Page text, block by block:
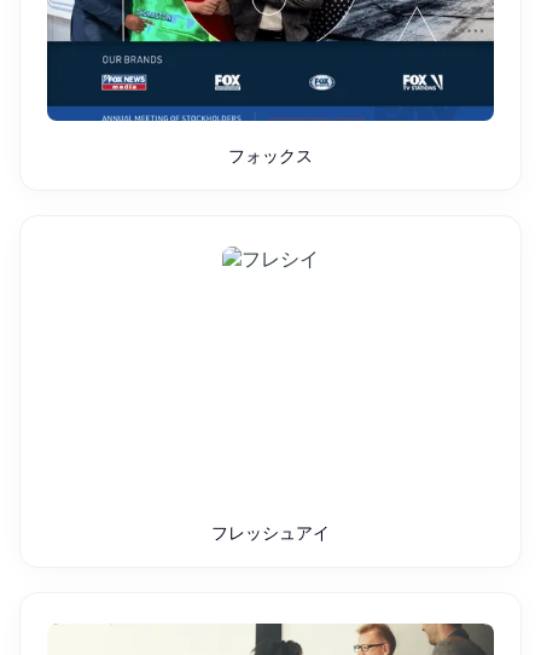
フォックス
フレッシュアイ